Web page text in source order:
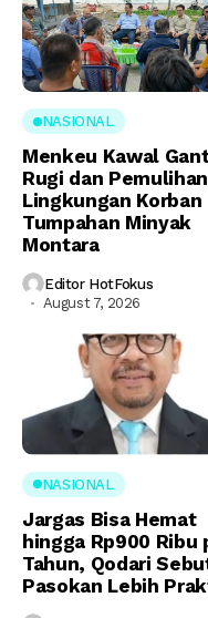
NASIONAL
Menkeu Kawal
Rugi dan Pemulihan
Lingkungan Korban
Tumpahan Minyak
Montara
Editor HotFokus
August 7, 2026
NASIONAL
Jargas Bisa Hemat
hingga Rp900 Ribu
Tahun, Qodari
Pasokan Lebih